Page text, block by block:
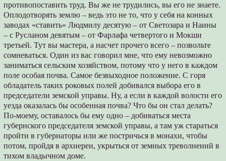
противопоставить труд. Вы же не трудились, вы его не знаете.
Оплодотворять землю – ведь это не то, что у себя на конных
заводах «ставить» Людмилу десятую – от Светозара и Наины
– с Русланом девятым – от Фарлафа четвертого и Мокши
третьей. Тут вы мастера, а насчет прочего всего – позвольте
сомневаться. Один из вас говорил мне, что ему невозможно
заниматься сельским хозяйством, потому что у него в каждом
поле особая почва. Самое безвыходное положение. С горя
обладатель таких роковых полей добивался выбора его в
председатели земской управы. Ну, а если в каждой волости его
уезда оказалась бы особенная почва? Что бы он стал делать?
По-моему, оставалось бы ему одно – добиваться места
губернского председателя земской управы, а там уж стараться
пройти в губернаторы или же постричься в монахи, чтобы
потом, пройдя в архиереи, укрыться от земных треволнений в
тихом владычном доме.